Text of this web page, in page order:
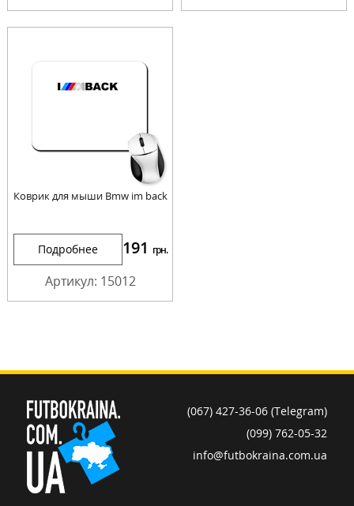
Коврик для мыши Bmw im back
Подробнее 191 грн.
Артикул: 15012
(067) 427-36-06 (Telegram)
(099) 762-05-32
info@futbokraina.com.ua